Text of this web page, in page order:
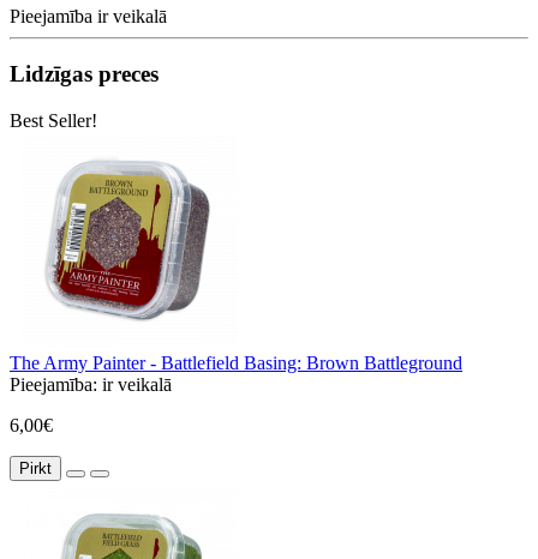
Pieejamība ir veikalā
Lidzīgas preces
Best Seller!
The Army Painter - Battlefield Basing: Brown Battleground
Pieejamība: ir veikalā
6,00€
Pirkt